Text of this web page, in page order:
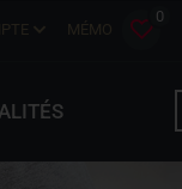
MÉMO
0